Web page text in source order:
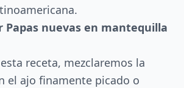
Papas nuevas en mantequilla
receta, mezclaremos la
el ajo finamente picado o